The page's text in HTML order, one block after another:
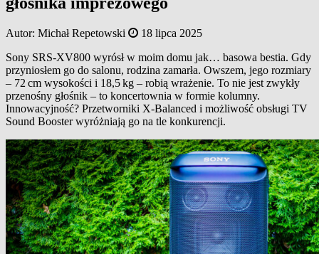
Autor: Michał Repetowski
18 lipca 2025
Sony SRS-XV800 wyrósł w moim domu jak… basowa bestia. Gdy
przyniosłem go do salonu, rodzina zamarła. Owszem, jego rozmiary
– 72 cm wysokości i 18,5 kg – robią wrażenie. To nie jest zwykły
przenośny głośnik – to koncertownia w formie kolumny.
Innowacyjność? Przetworniki X‑Balanced i możliwość obsługi TV
Sound Booster wyróżniają go na tle konkurencji.